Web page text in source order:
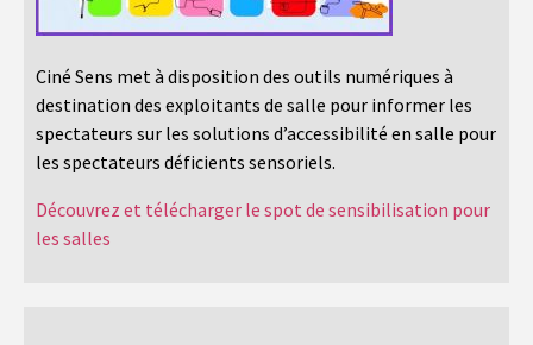
Ciné Sens met à disposition des outils numériques à
destination des exploitants de salle pour informer les
spectateurs sur les solutions d’accessibilité en salle pour
les spectateurs déficients sensoriels.
Découvrez et télécharger le spot de sensibilisation pour
les salles